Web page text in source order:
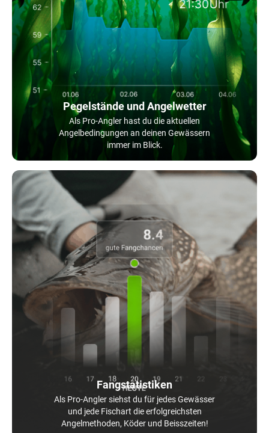
Pegelstände und Angelwetter
Als Pro-Angler hast du die aktuellen
Angelbedingungen an deinen Gewässern
immer im Blick.
Fangstatistiken
Als Pro-Angler siehst du für jedes Gewässer
und jede Fischart die erfolgreichsten
Angelmethoden, Köder und Beisszeiten!